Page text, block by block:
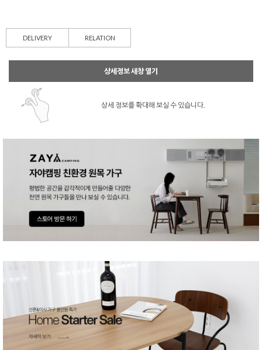
DELIVERY RELATION
상세정보 새창 열기
상세 정보를 확대해 보실 수 있습니다.